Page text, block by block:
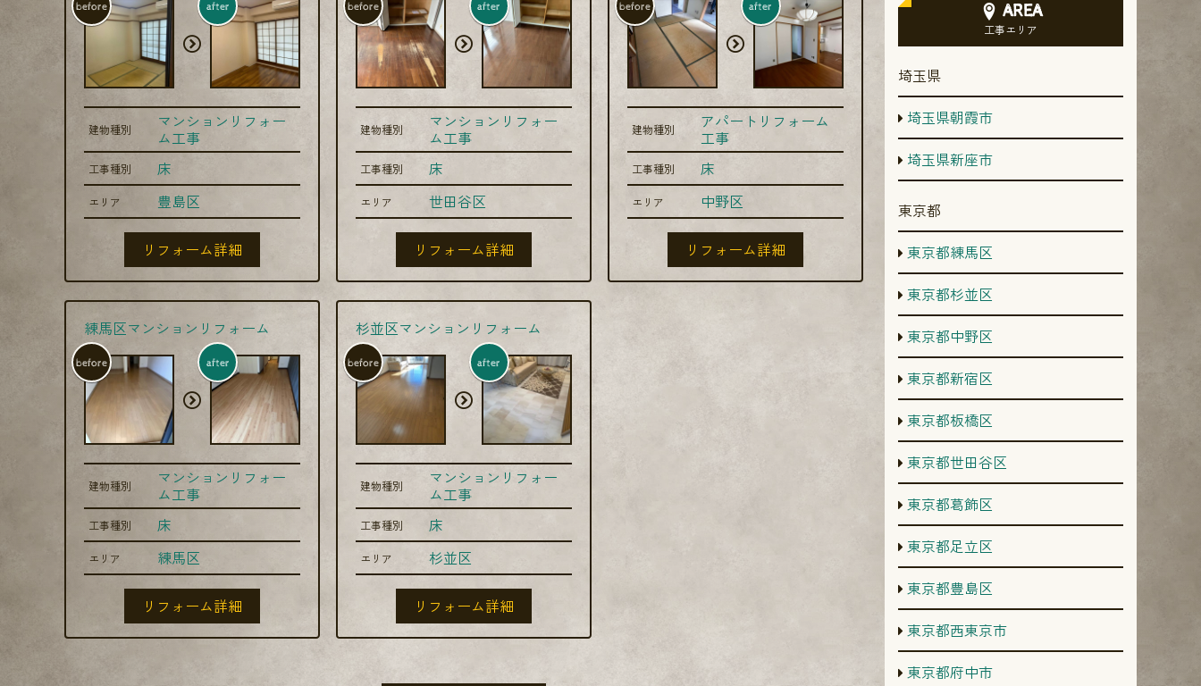
before after
建物種別 マンションリフォー
ム工事
工事種別 床
エリア 豊島区
リフォーム詳細
before after
建物種別 マンションリフォー
ム工事
工事種別 床
エリア 世田谷区
リフォーム詳細
before after
建物種別 アパートリフォーム
工事
工事種別 床
エリア 中野区
リフォーム詳細
練馬区マンションリフォーム
before after
建物種別 マンションリフォー
ム工事
工事種別 床
エリア 練馬区
リフォーム詳細
杉並区マンションリフォーム
before after
建物種別 マンションリフォー
ム工事
工事種別 床
エリア 杉並区
リフォーム詳細
AREA
工事エリア
埼玉県
埼玉県朝霞市
埼玉県新座市
東京都
東京都練馬区
東京都杉並区
東京都中野区
東京都新宿区
東京都板橋区
東京都世田谷区
東京都葛飾区
東京都足立区
東京都豊島区
東京都西東京市
東京都府中市